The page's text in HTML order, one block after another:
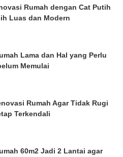
Rumah dengan Cat Putih
Luas dan Modern
Lama dan Hal yang Perlu
Memulai
Rumah Agar Tidak Rugi
Terkendali
60m2 Jadi 2 Lantai agar